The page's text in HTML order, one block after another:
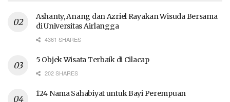
Ashanty, Anang dan Azriel Rayakan Wisuda Bersama
di Universitas Airlangga
4361 SHARES
5 Objek Wisata Terbaik di Cilacap
202 SHARES
124 Nama Sahabiyat untuk Bayi Perempuan